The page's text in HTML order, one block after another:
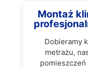
Montaż
Dobieramy
metrażu,